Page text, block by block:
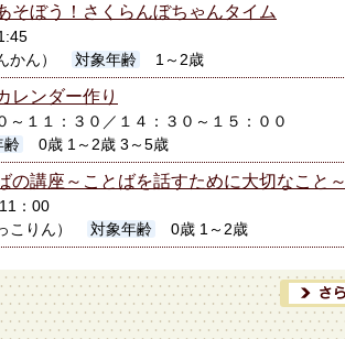
そぼう！さくらんぼちゃんタイム
かん） 対象年齢 1～2歳
レンダー作り
～１１：３０／１４：３０～１５：００
齢 0歳 1～2歳 3～5歳
の講座～ことばを話すために大切なこと～
：00
こりん） 対象年齢 0歳 1～2歳